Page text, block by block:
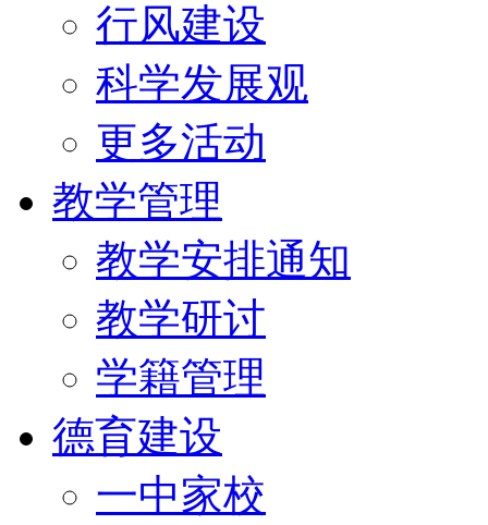
行风建设
科学发展观
更多活动
教学管理
教学安排通知
教学研讨
学籍管理
德育建设
一中家校